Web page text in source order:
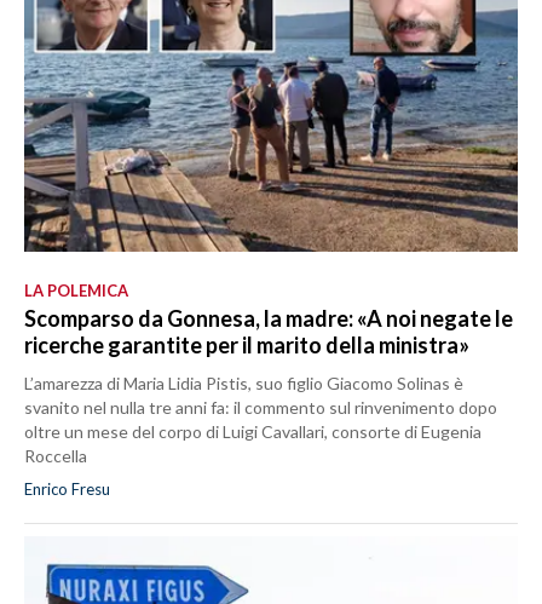
LA POLEMICA
Scomparso da Gonnesa, la madre: «A noi negate le
ricerche garantite per il marito della ministra»
L’amarezza di Maria Lidia Pistis, suo figlio Giacomo Solinas è
svanito nel nulla tre anni fa: il commento sul rinvenimento dopo
oltre un mese del corpo di Luigi Cavallari, consorte di Eugenia
Roccella
Enrico Fresu